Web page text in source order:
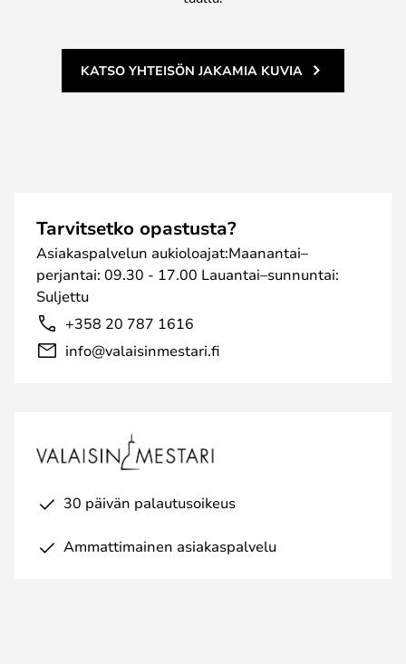
KATSO YHTEISÖN JAKAMIA KUVIA
Tarvitsetko opastusta?
Asiakaspalvelun aukioloajat:Maanantai–
perjantai: 09.30 - 17.00 Lauantai–sunnuntai:
Suljettu
+358 20 787 1616
info@valaisinmestari.fi
30 päivän palautusoikeus
Ammattimainen asiakaspalvelu